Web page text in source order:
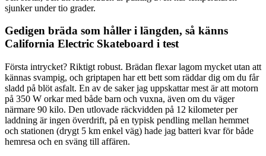
sjunker under tio grader.
Gedigen bräda som håller i längden, så känns
California Electric Skateboard i test
Första intrycket? Riktigt robust. Brädan flexar lagom mycket utan att
kännas svampig, och griptapen har ett bett som räddar dig om du får
sladd på blöt asfalt. En av de saker jag uppskattar mest är att motorn
på 350 W orkar med både barn och vuxna, även om du väger
närmare 90 kilo. Den utlovade räckvidden på 12 kilometer per
laddning är ingen överdrift, på en typisk pendling mellan hemmet
och stationen (drygt 5 km enkel väg) hade jag batteri kvar för både
hemresa och en sväng till affären.